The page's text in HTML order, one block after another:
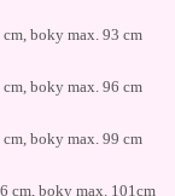
cm, boky max. 93 cm
cm, boky max. 96 cm
cm, boky max. 99 cm
cm, boky max. 101cm